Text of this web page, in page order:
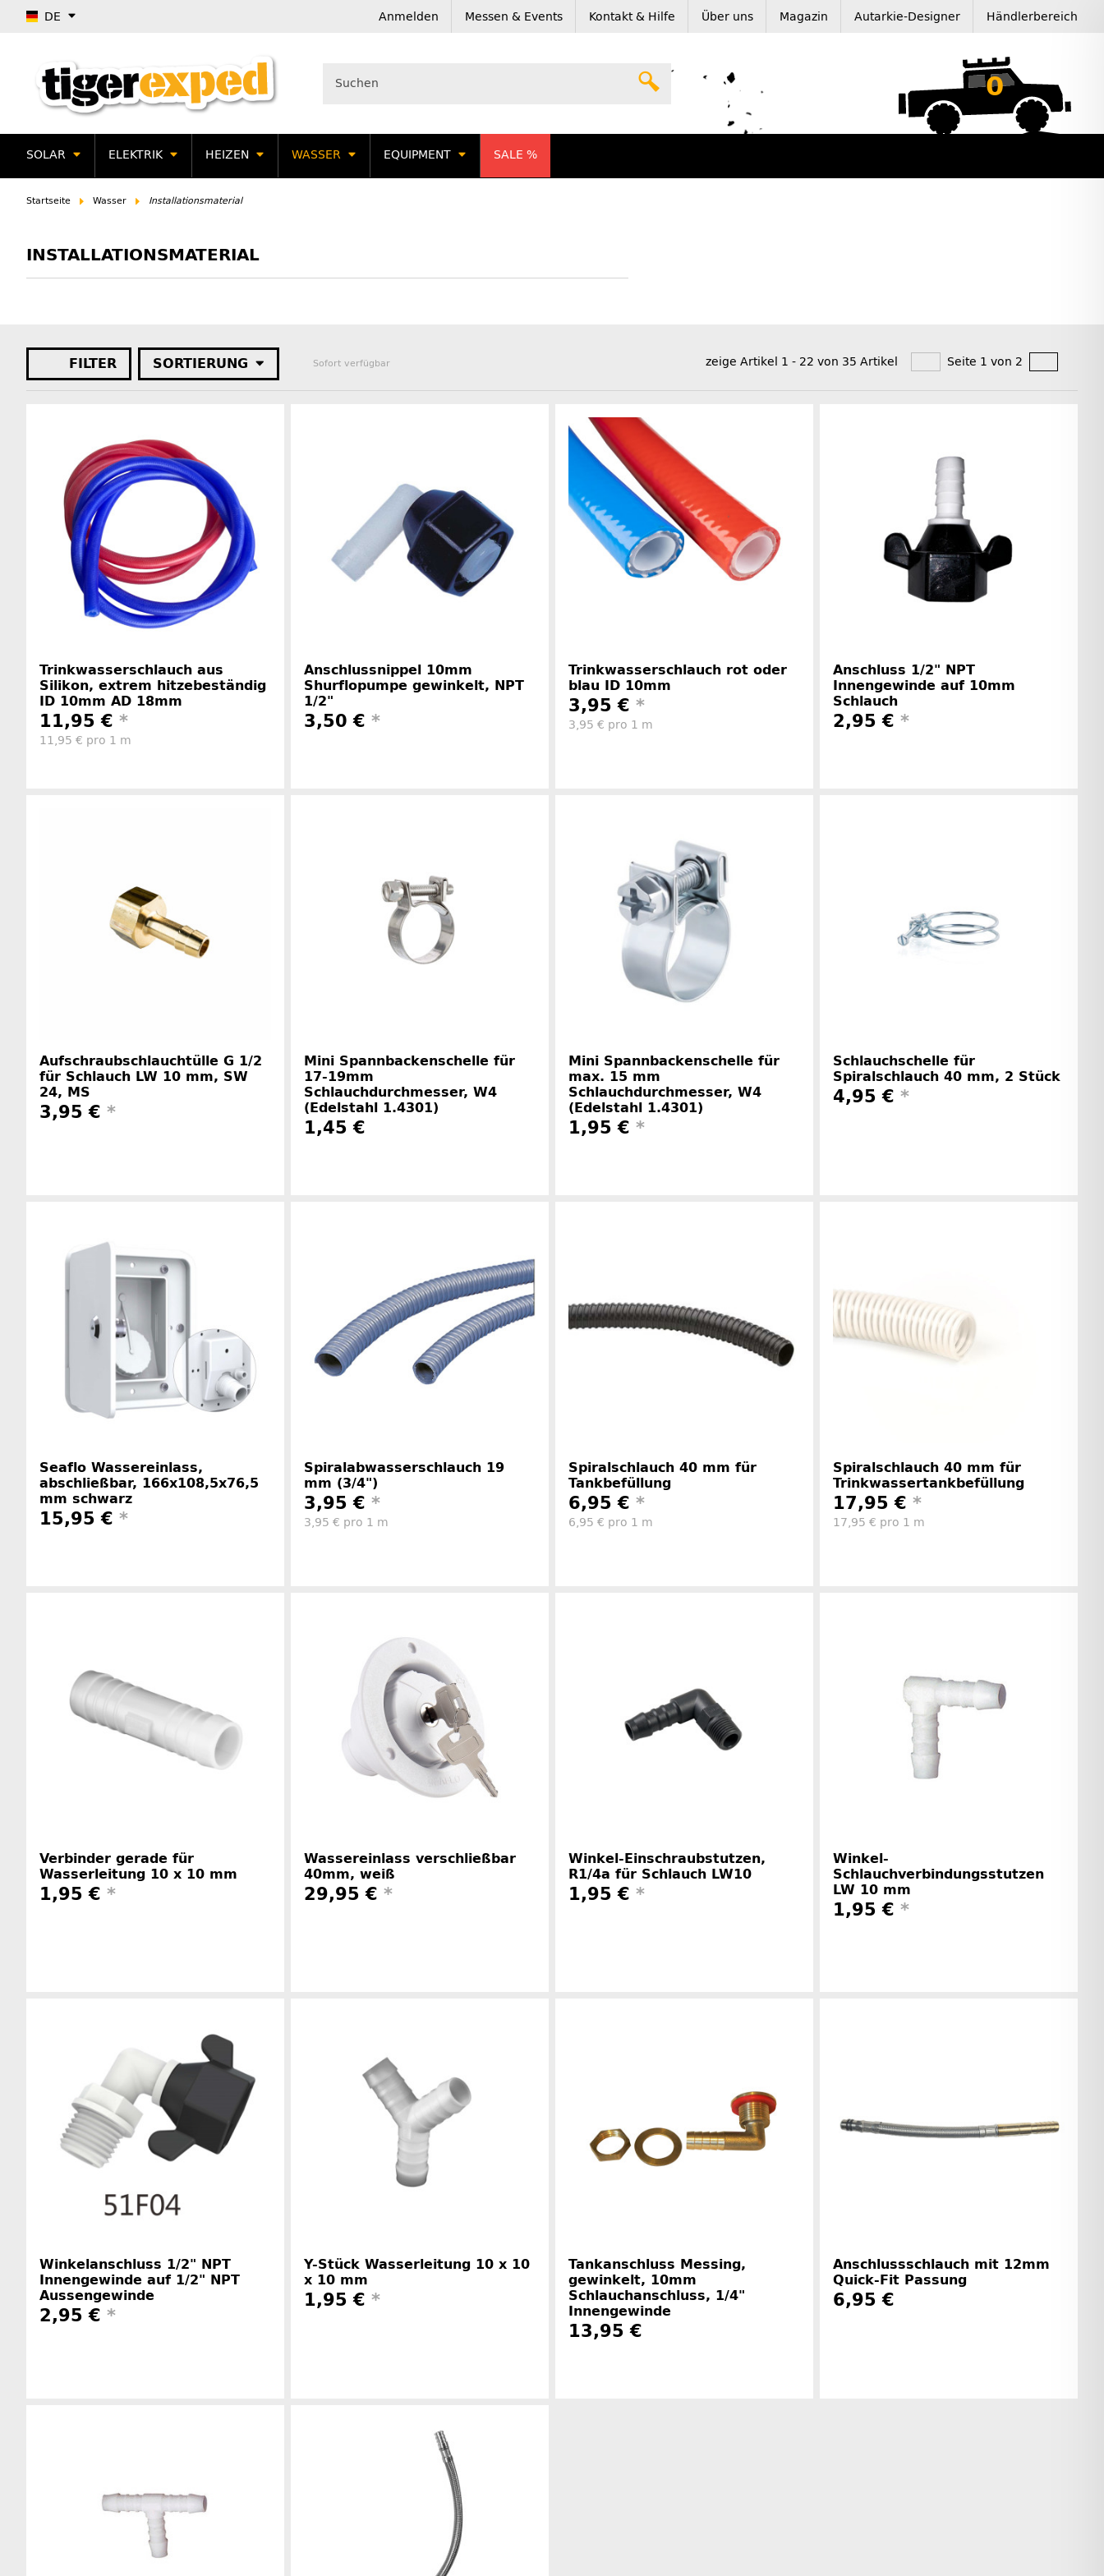
DE Anmelden Messen & Events Kontakt & Hilfe Über uns Magazin Autarkie-Designer Händlerbereich
0
SOLAR ELEKTRIK HEIZEN WASSER EQUIPMENT SALE %
Startseite Wasser Installationsmaterial
INSTALLATIONSMATERIAL
FILTER SORTIERUNG Sofort verfügbar zeige Artikel 1 - 22 von 35 Artikel Seite 1 von 2
Trinkwasserschlauch aus
Silikon, extrem hitzebeständig
ID 10mm AD 18mm
11,95 € *
11,95 € pro 1 m
Anschlussnippel 10mm
Shurflopumpe gewinkelt, NPT
1/2"
3,50 € *
Trinkwasserschlauch rot oder
blau ID 10mm
3,95 € *
3,95 € pro 1 m
Anschluss 1/2" NPT
Innengewinde auf 10mm
Schlauch
2,95 € *
Aufschraubschlauchtülle G 1/2
für Schlauch LW 10 mm, SW
24, MS
3,95 € *
Mini Spannbackenschelle für
17-19mm
Schlauchdurchmesser, W4
(Edelstahl 1.4301)
1,45 €
Mini Spannbackenschelle für
max. 15 mm
Schlauchdurchmesser, W4
(Edelstahl 1.4301)
1,95 € *
Schlauchschelle für
Spiralschlauch 40 mm, 2 Stück
4,95 € *
Seaflo Wassereinlass,
abschließbar, 166x108,5x76,5
mm schwarz
15,95 € *
Spiralabwasserschlauch 19
mm (3/4")
3,95 € *
3,95 € pro 1 m
Spiralschlauch 40 mm für
Tankbefüllung
6,95 € *
6,95 € pro 1 m
Spiralschlauch 40 mm für
Trinkwassertankbefüllung
17,95 € *
17,95 € pro 1 m
Verbinder gerade für
Wasserleitung 10 x 10 mm
1,95 € *
Wassereinlass verschließbar
40mm, weiß
29,95 € *
Winkel-Einschraubstutzen,
R1/4a für Schlauch LW10
1,95 € *
Winkel-
Schlauchverbindungsstutzen
LW 10 mm
1,95 € *
Winkelanschluss 1/2" NPT
Innengewinde auf 1/2" NPT
Aussengewinde
2,95 € *
Y-Stück Wasserleitung 10 x 10
x 10 mm
1,95 € *
Tankanschluss Messing,
gewinkelt, 10mm
Schlauchanschluss, 1/4"
Innengewinde
13,95 €
Anschlussschlauch mit 12mm
Quick-Fit Passung
6,95 €